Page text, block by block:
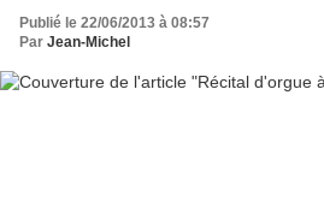
Publié le 22/06/2013 à 08:57
Par Jean-Michel